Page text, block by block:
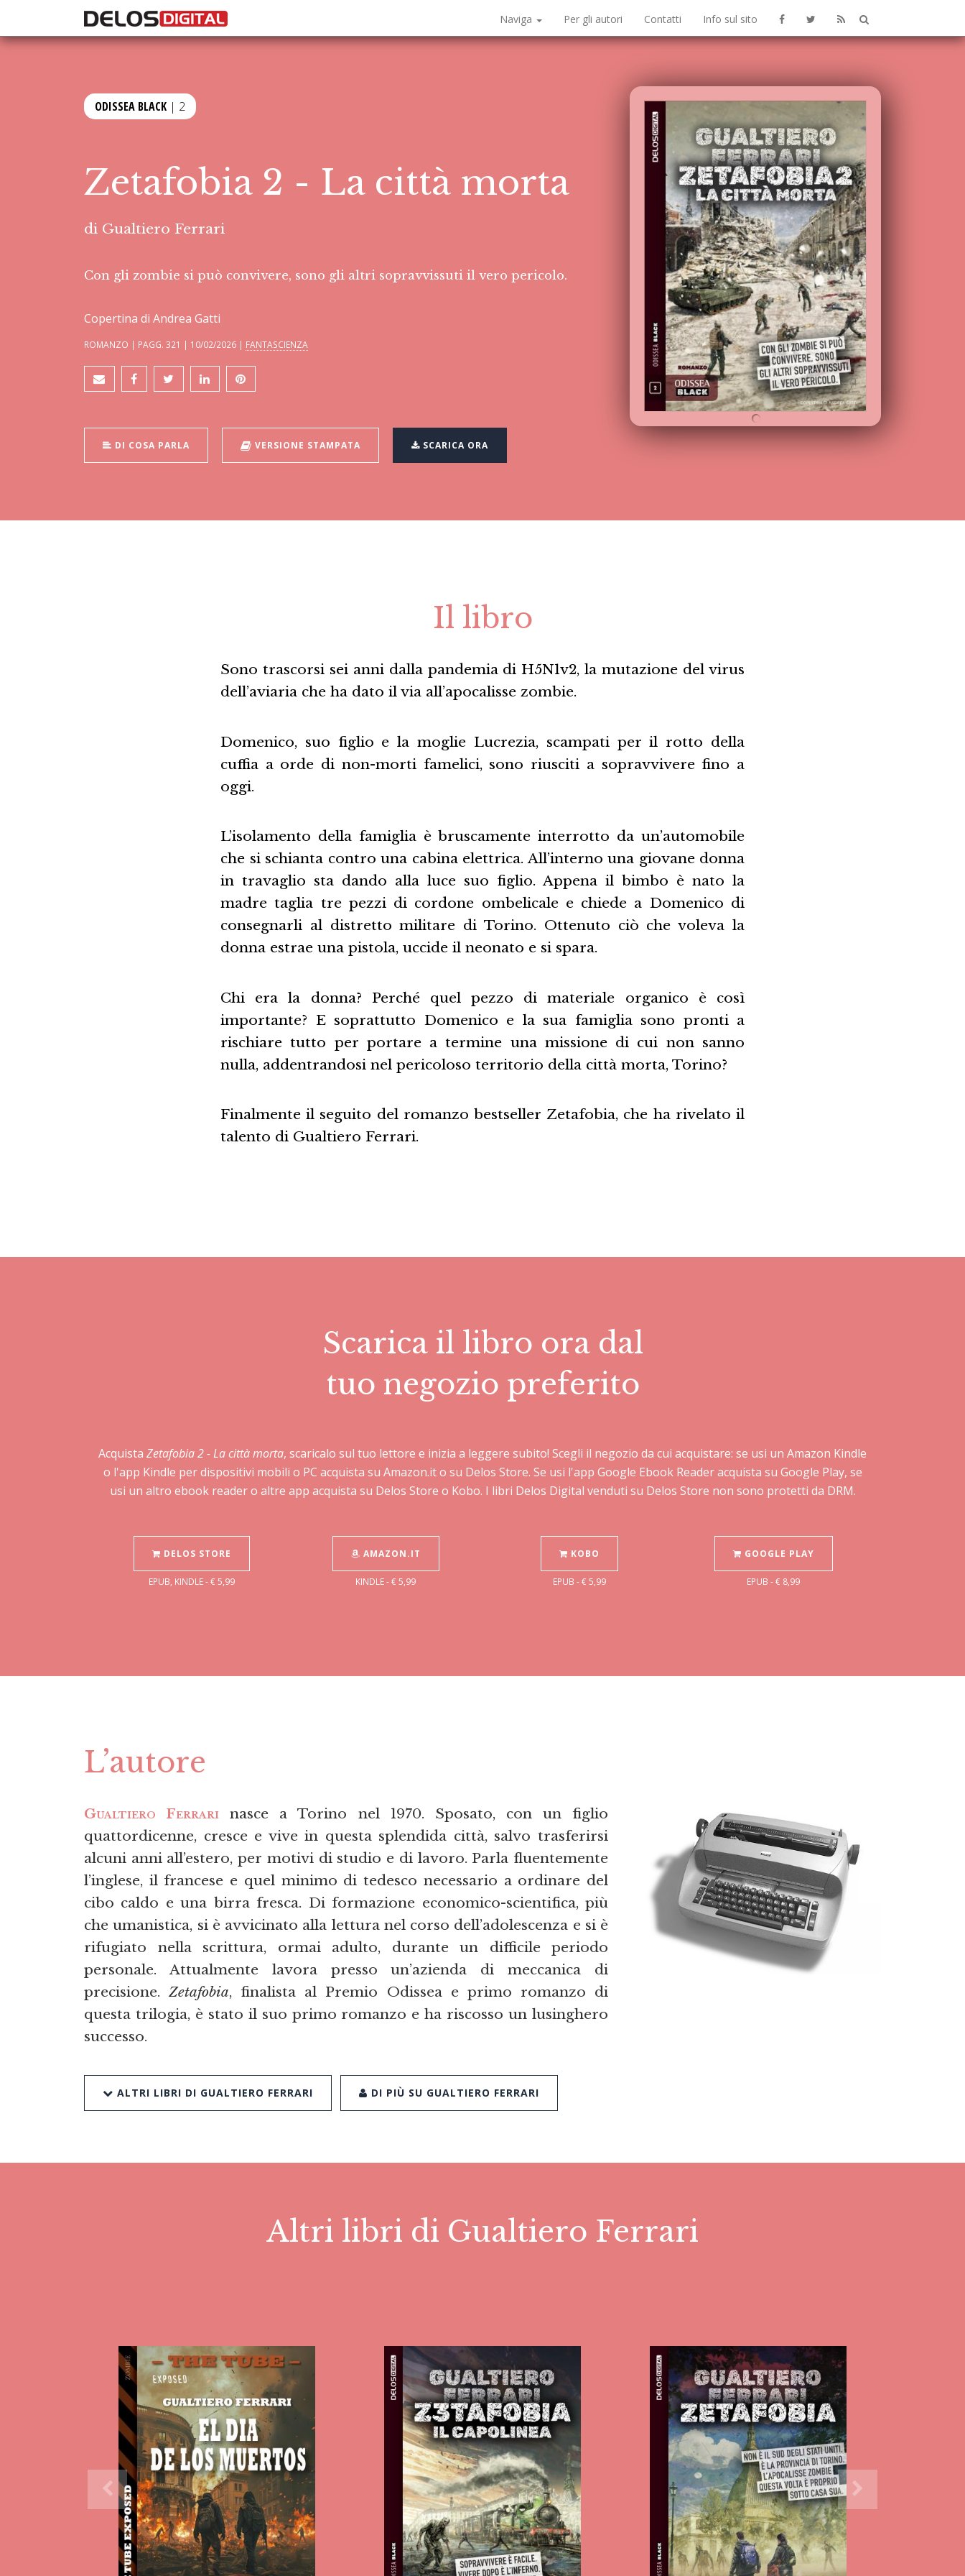
Naviga Per gli autori Contatti Info sul sito
ODISSEA BLACK | 2
Zetafobia 2 - La città morta
di Gualtiero Ferrari
Con gli zombie si può convivere, sono gli altri sopravvissuti il vero pericolo.
Copertina di Andrea Gatti
ROMANZO | PAGG. 321 | 10/02/2026 | FANTASCIENZA
DI COSA PARLA VERSIONE STAMPATA SCARICA ORA
Il libro
Sono trascorsi sei anni dalla pandemia di H5N1v2, la mutazione del virus
dell’aviaria che ha dato il via all’apocalisse zombie.
Domenico, suo figlio e la moglie Lucrezia, scampati per il rotto della
cuffia a orde di non-morti famelici, sono riusciti a sopravvivere fino a
oggi.
L’isolamento della famiglia è bruscamente interrotto da un’automobile
che si schianta contro una cabina elettrica. All’interno una giovane donna
in travaglio sta dando alla luce suo figlio. Appena il bimbo è nato la
madre taglia tre pezzi di cordone ombelicale e chiede a Domenico di
consegnarli al distretto militare di Torino. Ottenuto ciò che voleva la
donna estrae una pistola, uccide il neonato e si spara.
Chi era la donna? Perché quel pezzo di materiale organico è così
importante? E soprattutto Domenico e la sua famiglia sono pronti a
rischiare tutto per portare a termine una missione di cui non sanno
nulla, addentrandosi nel pericoloso territorio della città morta, Torino?
Finalmente il seguito del romanzo bestseller Zetafobia, che ha rivelato il
talento di Gualtiero Ferrari.
Scarica il libro ora dal
tuo negozio preferito
Acquista Zetafobia 2 - La città morta, scaricalo sul tuo lettore e inizia a leggere subito! Scegli il negozio da cui acquistare: se usi un Amazon Kindle
o l'app Kindle per dispositivi mobili o PC acquista su Amazon.it o su Delos Store. Se usi l'app Google Ebook Reader acquista su Google Play, se
usi un altro ebook reader o altre app acquista su Delos Store o Kobo. I libri Delos Digital venduti su Delos Store non sono protetti da DRM.
DELOS STORE
EPUB, KINDLE - € 5,99
AMAZON.IT
KINDLE - € 5,99
KOBO
EPUB - € 5,99
GOOGLE PLAY
EPUB - € 8,99
L’autore
Gualtiero Ferrari nasce a Torino nel 1970. Sposato, con un figlio
quattordicenne, cresce e vive in questa splendida città, salvo trasferirsi
alcuni anni all’estero, per motivi di studio e di lavoro. Parla fluentemente
l’inglese, il francese e quel minimo di tedesco necessario a ordinare del
cibo caldo e una birra fresca. Di formazione economico-scientifica, più
che umanistica, si è avvicinato alla lettura nel corso dell’adolescenza e si è
rifugiato nella scrittura, ormai adulto, durante un difficile periodo
personale. Attualmente lavora presso un’azienda di meccanica di
precisione.Zetafobia, finalista al Premio Odissea e primo romanzo di
questa trilogia, è stato il suo primo romanzo e ha riscosso un lusinghero
successo.
ALTRI LIBRI DI GUALTIERO FERRARI DI PIÙ SU GUALTIERO FERRARI
Altri libri di Gualtiero Ferrari